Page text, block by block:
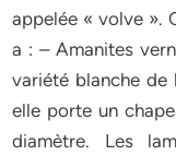
appelée « volve ».
a : – Amanites
variété blanche de
elle porte un
diamètre. Les